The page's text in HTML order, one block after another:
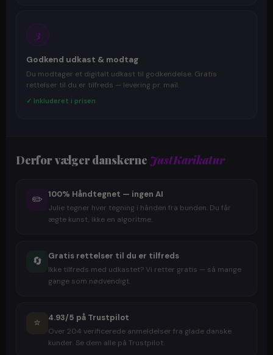
3
Godkend udkast & modtag
Du modtager et digitalt udkast til godkendelse. Gratis
rettelser til du er tilfreds — levering pr. mail.
✓ Inkluderet i prisen
Derfor vælger danskerne JustKarikatur
✏️ 100% Håndtegnet — ingen AI
Julie tegner hver tegning i hånden fra bunden. Du får
ægte kunst, ikke en algoritme.
🔄 Gratis rettelser til du er tilfreds
Ikke tilfreds med udkastet? Vi retter gratis — så mange
gange som nødvendigt.
⭐ 4.93/5 på Trustpilot
Over 204 verificerede anmeldelser fra glade danske
kunder. Se dem alle på Trustpilot.